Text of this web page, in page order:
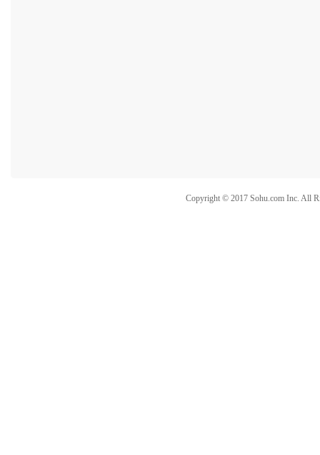
Copyright © 2017 Sohu.com Inc. All